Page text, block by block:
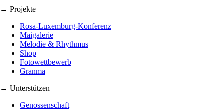
→ Projekte
Rosa-Luxemburg-Konferenz
Maigalerie
Melodie & Rhythmus
Shop
Fotowettbewerb
Granma
→ Unterstützen
Genossenschaft